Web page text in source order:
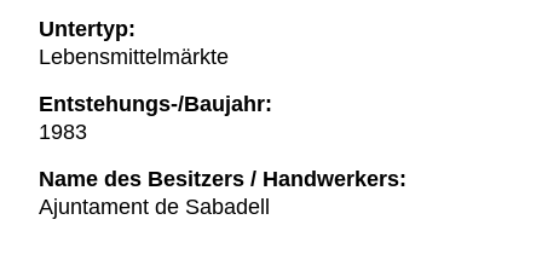
Untertyp:
Lebensmittelmärkte
Entstehungs-/Baujahr:
1983
Name des Besitzers / Handwerkers:
Ajuntament de Sabadell